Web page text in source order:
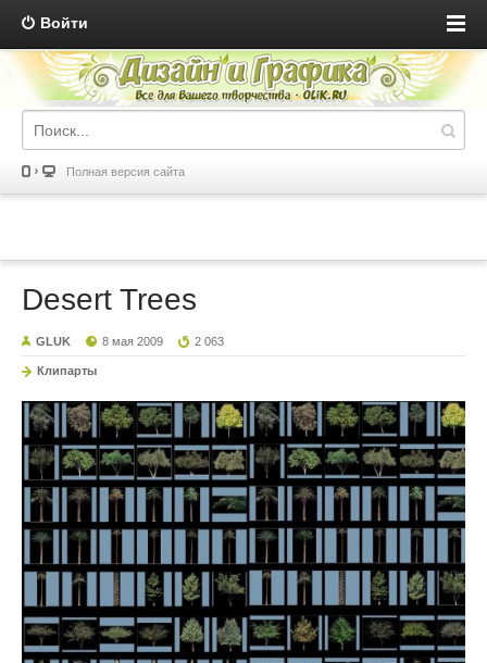
Войти
Полная версия сайта
Desert Trees
GLUK 8 мая 2009 2 063
Клипарты